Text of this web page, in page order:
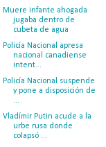
Muere infante ahogada
jugaba dentro de
cubeta de agua
Policía Nacional apresa
nacional canadiense
intent...
Policía Nacional suspende
y pone a disposición de
...
Vladímir Putin acude a la
urbe rusa donde
colapsó ...